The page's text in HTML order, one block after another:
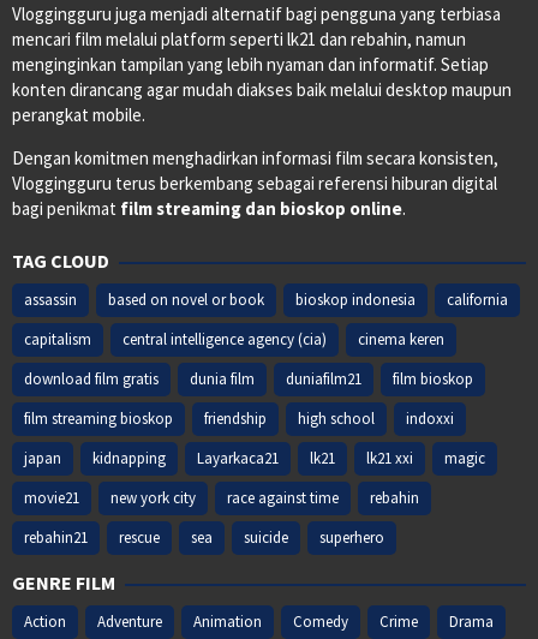
Vloggingguru juga menjadi alternatif bagi pengguna yang terbiasa
mencari film melalui platform seperti lk21 dan rebahin, namun
menginginkan tampilan yang lebih nyaman dan informatif. Setiap
konten dirancang agar mudah diakses baik melalui desktop maupun
perangkat mobile.
Dengan komitmen menghadirkan informasi film secara konsisten,
Vloggingguru terus berkembang sebagai referensi hiburan digital
bagi penikmat film streaming dan bioskop online.
TAG CLOUD
assassin based on novel or book bioskop indonesia
california
capitalism
central intelligence agency (cia)
cinema keren
download film gratis
dunia film duniafilm21
film bioskop
film streaming bioskop
friendship high school
indoxxi
japan
kidnapping Layarkaca21 lk21 lk21 xxi
magic
movie21
new york city race against time
rebahin
rebahin21
rescue sea suicide superhero
GENRE FILM
Action Adventure Animation Comedy Crime Drama